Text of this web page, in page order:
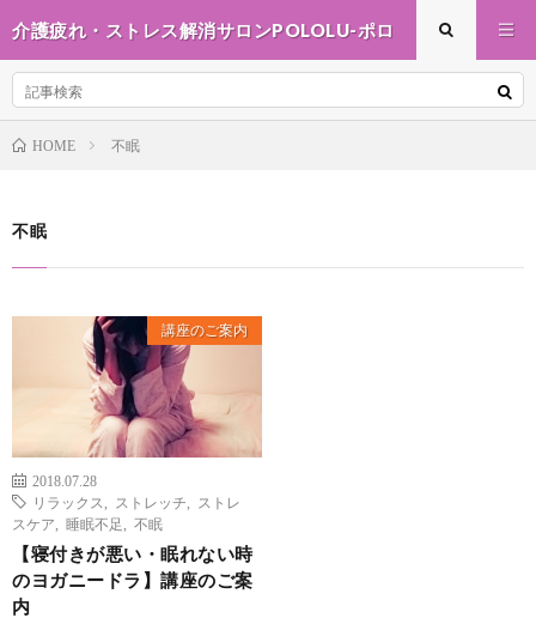
介護疲れ・ストレス解消サロンPOLOLU-ポロ
HOME 不眠
不眠
講座のご案内
2018.07.28
リラックス
ストレッチ
ストレ
スケア
睡眠不足 不眠
【寝付きが悪い・眠れない時
のヨガニードラ】講座のご案
内